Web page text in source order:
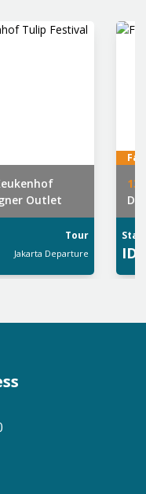
Outlet
Tour
Jakarta Departure
13